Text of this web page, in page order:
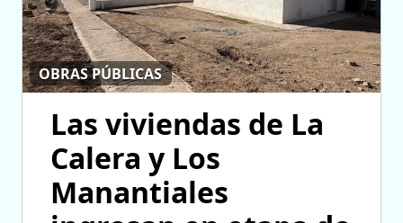
OBRAS PÚBLICAS
Las viviendas de La
Calera y Los
Manantiales